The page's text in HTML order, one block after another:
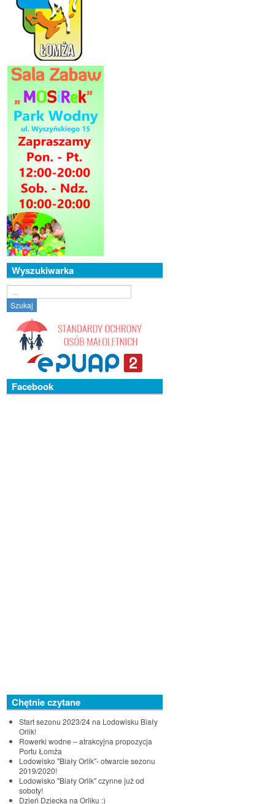
Wyszukiwarka
Szukaj
Facebook
Chętnie czytane
Start sezonu 2023/24 na Lodowisku Biały
Orlik!
Rowerki wodne – atrakcyjna propozycja
Portu Łomża
Lodowisko "Biały Orlik"- otwarcie sezonu
2019/2020!
Lodowisko "Biały Orlik" czynne już od
soboty!
Dzień Dziecka na Orliku :)